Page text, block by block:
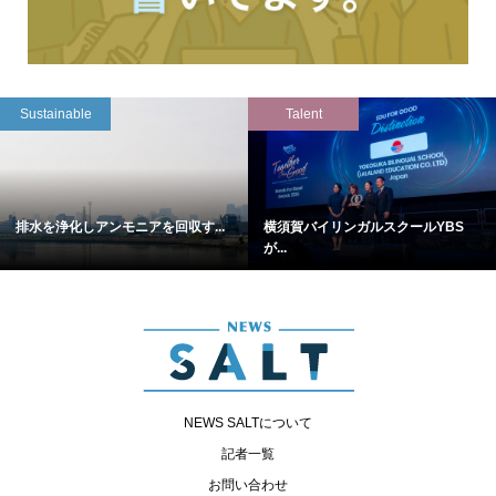
Sustainable
排水を浄化しアンモニアを回収す...
Talent
横須賀バイリンガルスクールYBS
が...
NEWS SALTについて
記者一覧
お問い合わせ